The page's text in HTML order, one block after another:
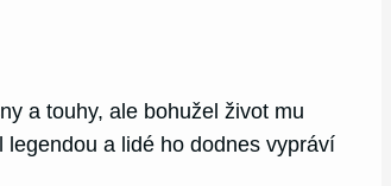
a touhy, ale bohužel život mu
a lidé ho dodnes vypráví